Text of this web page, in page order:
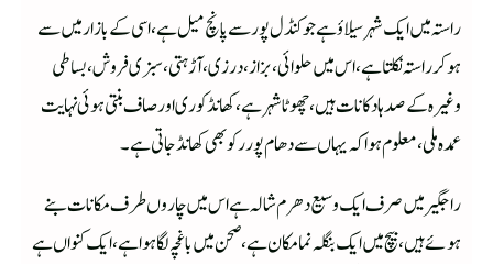
راستہ میں ایک شہر سیلاؤ ہے جو کنڈل پور سے پانچ میل ہے،اسی کے بازار میں سے
ہوکر راستہ نکلتا ہے،اس میں حلوائی ،بزاز،درزی،آڑہتی،سبزی فروش،بساطی
وغیرہ کے صدہا دکانات ہیں،چھوٹا شہر ہے،کھانڈ کوری اور صاف بنتی ہوئی نہایت
عمدہ ملی، معلوم ہوا کہ یہاں سے دھام پور رکوبھی کھانڈ جاتی ہے۔
راجگیر میں صرف ایک وسیع دھرم شالہ ہے اس میں چاروں طرف مکانات بنے
ہوئے ہیں ، بیچ میں ایک بنگلہ نما مکان ہے،صحن میں باغچہ لگا ہوا ہے،ایک کنواں ہے